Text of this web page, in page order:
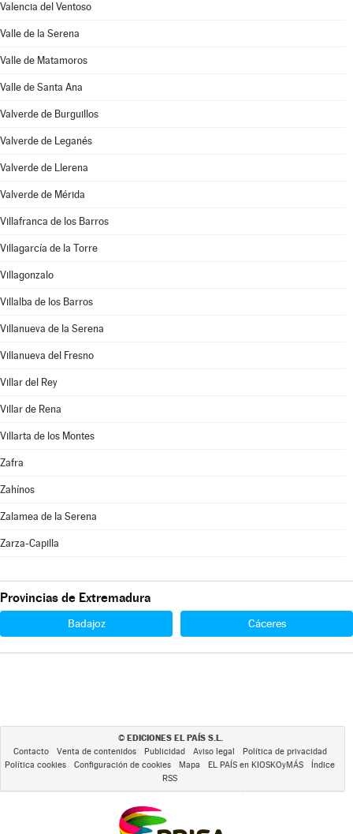
Valencia del Ventoso
Valle de la Serena
Valle de Matamoros
Valle de Santa Ana
Valverde de Burguillos
Valverde de Leganés
Valverde de Llerena
Valverde de Mérida
Villafranca de los Barros
Villagarcía de la Torre
Villagonzalo
Villalba de los Barros
Villanueva de la Serena
Villanueva del Fresno
Villar del Rey
Villar de Rena
Villarta de los Montes
Zafra
Zahínos
Zalamea de la Serena
Zarza-Capilla
Provincias de Extremadura
Badajoz Cáceres
© EDICIONES EL PAÍS S.L.
Contacto Venta de contenidos Publicidad Aviso legal
Política de privacidad
Política cookies
Configuración de cookies Mapa EL PAÍS en KIOSKOyMÁS
Índice
RSS